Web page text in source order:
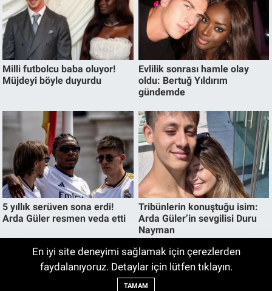
En iyi site deneyimi sağlamak için çerezlerden
faydalanıyoruz. Detaylar için lütfen tıklayın.
TAMAM
Ağustos 2026 Volvo Fiyat Listesi
Açıklandı! İşte Güncel Volvo Modellerinin